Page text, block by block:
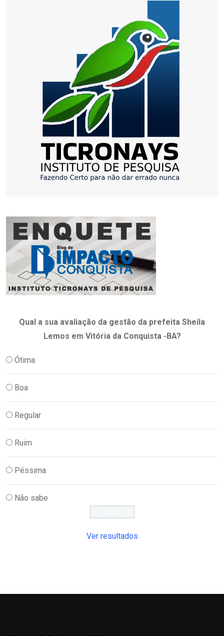
Qual a sua avaliação da gestão da prefeita Sheila
Lemos em Vitória da Conquista -BA?
Ótima
Boa
Regular
Ruim
Péssima
Não sabe
Ver resultados